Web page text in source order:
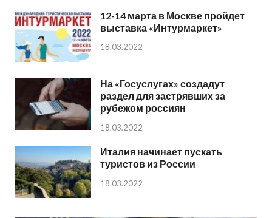
12-14 марта в Москве пройдет
выставка «Интурмаркет»
18.03.2022
На «Госуслугах» создадут
раздел для застрявших за
рубежом россиян
18.03.2022
Италия начинает пускать
туристов из России
18.03.2022